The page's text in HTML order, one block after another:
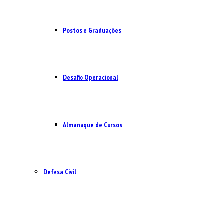
Postos e Graduações
Desafio Operacional
Almanaque de Cursos
Defesa Civil